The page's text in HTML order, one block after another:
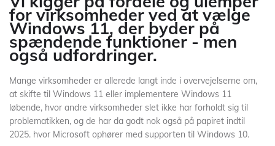
for virksomheder ved at vælge
Windows 11, der byder på
spændende funktioner - men
også udfordringer.
Mange virksomheder er allerede langt inde i overvejelserne om,
at skifte til Windows 11 eller implementere Windows 11
løbende, hvor andre virksomheder slet ikke har forholdt sig til
problematikken, og de har da godt nok også på papiret indtil
2025. hvor Microsoft ophører med supporten til Windows 10.